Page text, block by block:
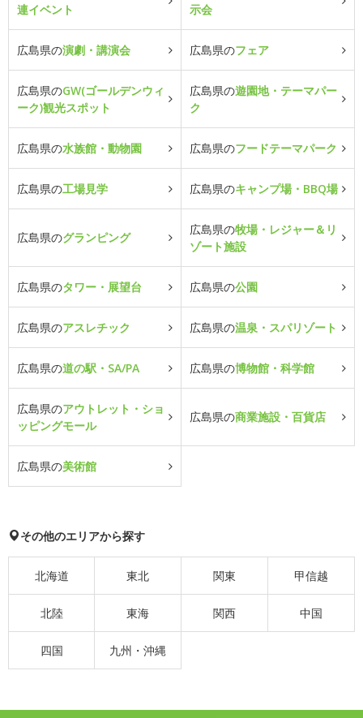
連イベント
示会
広島県の演劇・講演会 広島県のフェア
広島県のGW(ゴールデンウィ
ーク)観光スポット
広島県の遊園地・テーマパー
ク
広島県の水族館・動物園 広島県のフードテーマパーク
広島県の工場見学 広島県のキャンプ場・BBQ場
広島県のグランピング
広島県の牧場・レジャー＆リ
ゾート施設
広島県のタワー・展望台 広島県の公園
広島県のアスレチック 広島県の温泉・スパリゾート
広島県の道の駅・SA/PA 広島県の博物館・科学館
広島県のアウトレット・ショ
ッピングモール
広島県の商業施設・百貨店
広島県の美術館
その他のエリアから探す
北海道 東北 関東 甲信越
北陸 東海 関西 中国
四国 九州・沖縄